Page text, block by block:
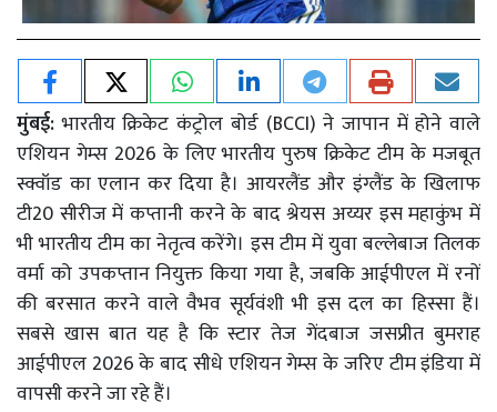
मुंबई: भारतीय क्रिकेट कंट्रोल बोर्ड (BCCI) ने जापान में होने वाले
एशियन गेम्स 2026 के लिए भारतीय पुरुष क्रिकेट टीम के मजबूत
स्क्वॉड का एलान कर दिया है। आयरलैंड और इंग्लैंड के खिलाफ
टी20 सीरीज में कप्तानी करने के बाद श्रेयस अय्यर इस महाकुंभ में
भी भारतीय टीम का नेतृत्व करेंगे। इस टीम में युवा बल्लेबाज तिलक
वर्मा को उपकप्तान नियुक्त किया गया है, जबकि आईपीएल में रनों
की बरसात करने वाले वैभव सूर्यवंशी भी इस दल का हिस्सा हैं।
सबसे खास बात यह है कि स्टार तेज गेंदबाज जसप्रीत बुमराह
आईपीएल 2026 के बाद सीधे एशियन गेम्स के जरिए टीम इंडिया में
वापसी करने जा रहे हैं।